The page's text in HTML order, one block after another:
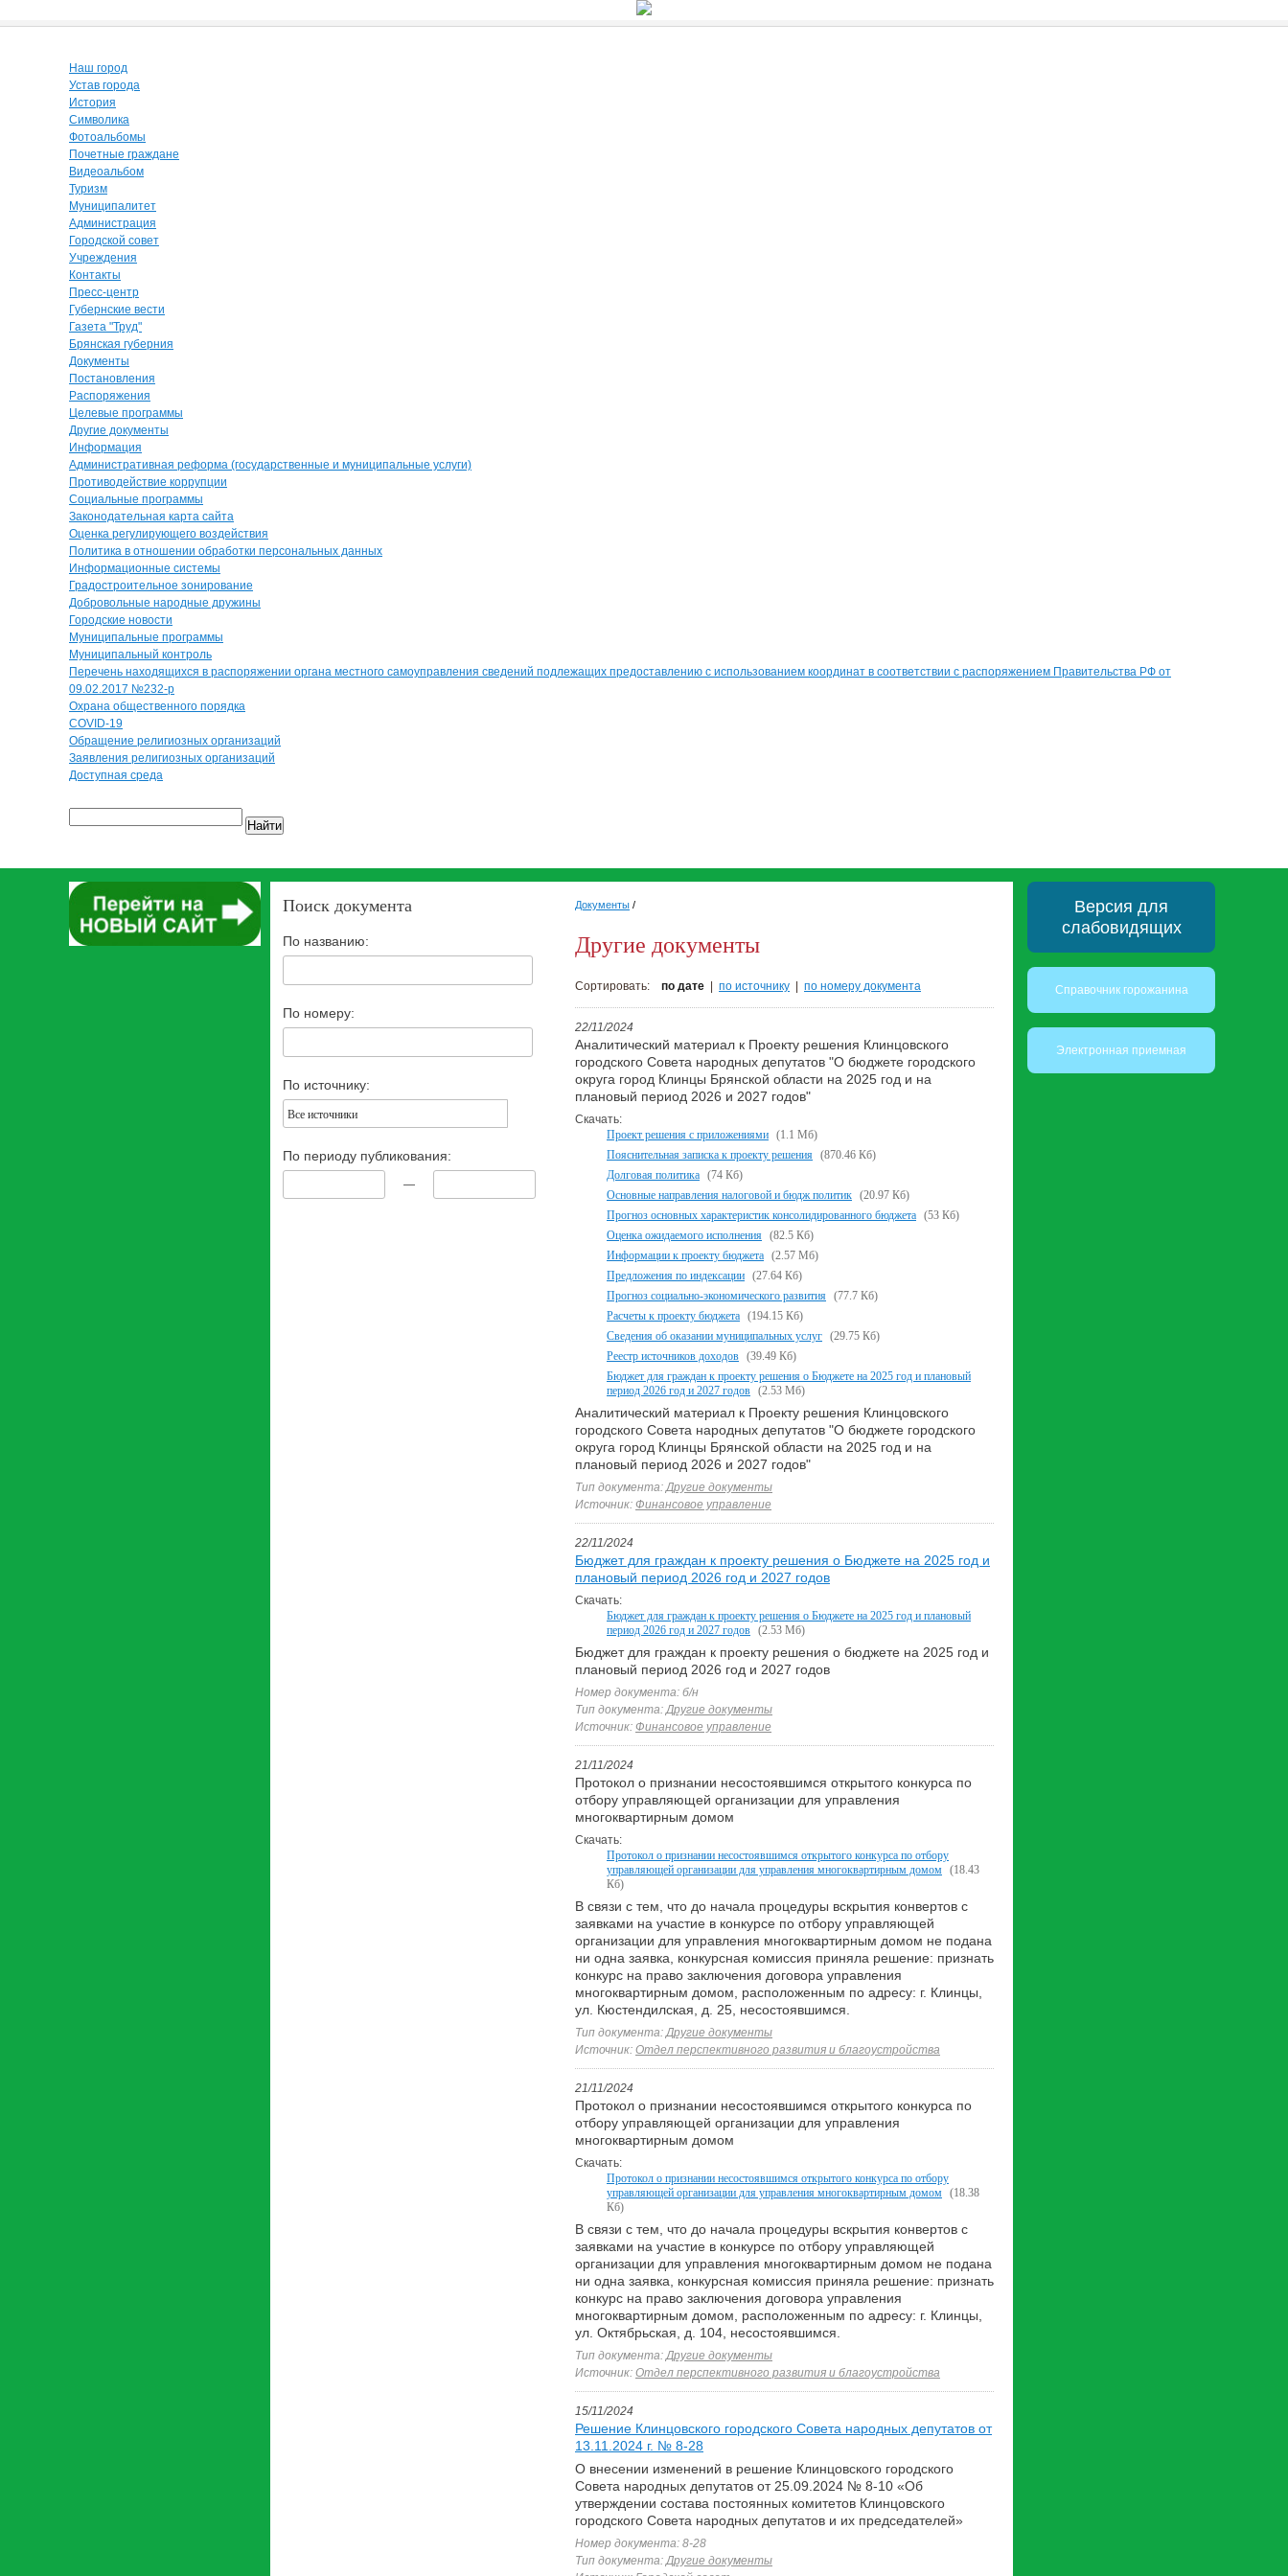
Наш город
Устав города
История
Символика
Фотоальбомы
Почетные граждане
Видеоальбом
Туризм
Муниципалитет
Администрация
Городской совет
Учреждения
Контакты
Пресс-центр
Губернские вести
Газета "Труд"
Брянская губерния
Документы
Постановления
Распоряжения
Целевые программы
Другие документы
Информация
Административная реформа (государственные и муниципальные услуги)
Противодействие коррупции
Социальные программы
Законодательная карта сайта
Оценка регулирующего воздействия
Политика в отношении обработки персональных данных
Информационные системы
Градостроительное зонирование
Добровольные народные дружины
Городские новости
Муниципальные программы
Муниципальный контроль
Перечень находящихся в распоряжении органа местного самоуправления сведений подлежащих предоставлению с использованием координат в соответствии с распоряжением Правительства РФ от
09.02.2017 №232-р
Охрана общественного порядка
COVID-19
Обращение религиозных организаций
Заявления религиозных организаций
Доступная среда
Найти
Поиск документа
По названию:
По номеру:
По источнику:
Все источники
По периоду публикования:
—
Документы /
Другие документы
Сортировать: по дате по источнику по номеру документа
22/11/2024
Аналитический материал к Проекту решения Клинцовского
городского Совета народных депутатов "О бюджете городского
округа город Клинцы Брянской области на 2025 год и на
плановый период 2026 и 2027 годов"
Скачать:
Проект решения с приложениями (1.1 Мб)
Пояснительная записка к проекту решения (870.46 Кб)
Долговая политика (74 Кб)
Основные направления налоговой и бюдж политик (20.97 Кб)
Прогноз основных характеристик консолидированного бюджета (53 Кб)
Оценка ожидаемого исполнения (82.5 Кб)
Информации к проекту бюджета (2.57 Мб)
Предложения по индексации (27.64 Кб)
Прогноз социально-экономического развития (77.7 Кб)
Расчеты к проекту бюджета (194.15 Кб)
Сведения об оказании муниципальных услуг (29.75 Кб)
Реестр источников доходов (39.49 Кб)
Бюджет для граждан к проекту решения о Бюджете на 2025 год и плановый
период 2026 год и 2027 годов (2.53 Мб)
Аналитический материал к Проекту решения Клинцовского
городского Совета народных депутатов "О бюджете городского
округа город Клинцы Брянской области на 2025 год и на
плановый период 2026 и 2027 годов"
Тип документа:Другие документы
Источник: Финансовое управление
22/11/2024
Бюджет для граждан к проекту решения о Бюджете на 2025 год и
плановый период 2026 год и 2027 годов
Скачать:
Бюджет для граждан к проекту решения о Бюджете на 2025 год и плановый
период 2026 год и 2027 годов (2.53 Мб)
Бюджет для граждан к проекту решения о бюджете на 2025 год и
плановый период 2026 год и 2027 годов
Номер документа: б/н
Тип документа:Другие документы
Источник: Финансовое управление
21/11/2024
Протокол о признании несостоявшимся открытого конкурса по
отбору управляющей организации для управления
многоквартирным домом
Скачать:
Протокол о признании несостоявшимся открытого конкурса по отбору
управляющей организации для управления многоквартирным домом (18.43
Кб)
В связи с тем, что до начала процедуры вскрытия конвертов с
заявками на участие в конкурсе по отбору управляющей
организации для управления многоквартирным домом не подана
ни одна заявка, конкурсная комиссия приняла решение: признать
конкурс на право заключения договора управления
многоквартирным домом, расположенным по адресу: г. Клинцы,
ул. Кюстендилская, д. 25, несостоявшимся.
Тип документа:Другие документы
Источник: Отдел перспективного развития и благоустройства
21/11/2024
Протокол о признании несостоявшимся открытого конкурса по
отбору управляющей организации для управления
многоквартирным домом
Скачать:
Протокол о признании несостоявшимся открытого конкурса по отбору
управляющей организации для управления многоквартирным домом (18.38
Кб)
В связи с тем, что до начала процедуры вскрытия конвертов с
заявками на участие в конкурсе по отбору управляющей
организации для управления многоквартирным домом не подана
ни одна заявка, конкурсная комиссия приняла решение: признать
конкурс на право заключения договора управления
многоквартирным домом, расположенным по адресу: г. Клинцы,
ул. Октябрьская, д. 104, несостоявшимся.
Тип документа:Другие документы
Источник: Отдел перспективного развития и благоустройства
15/11/2024
Решение Клинцовского городского Совета народных депутатов от
13.11.2024 г. № 8-28
О внесении изменений в решение Клинцовского городского
Совета народных депутатов от 25.09.2024 № 8-10 «Об
утверждении состава постоянных комитетов Клинцовского
городского Совета народных депутатов и их председателей»
Номер документа: 8-28
Тип документа:Другие документы
Версия для
слабовидящих
Справочник горожанина
Электронная приемная